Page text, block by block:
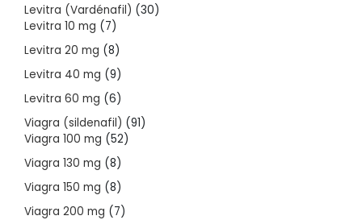
Levitra (Vardénafil) 3030
Levitra 10 mg 77
products
Levitra 20 mg 88
products
Levitra 40 mg 99
products
Levitra 60 mg 66
products
Viagra (sildenafil) 9191
Viagra 100 mg 5252
Viagra 130 mg 88
products
Viagra 150 mg 88
products
Viagra 200 mg 77